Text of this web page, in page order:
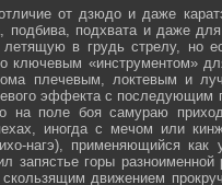
от дзюдо и даже
подбива, подхвата и даже
летящую в грудь стрелу, но
ключевым «инструментом»
плечевым, локтевым и
эффекта с последующим
на поле боя самураю
иногда с мечом или
нагэ), применяющийся как
запястье горы
движением